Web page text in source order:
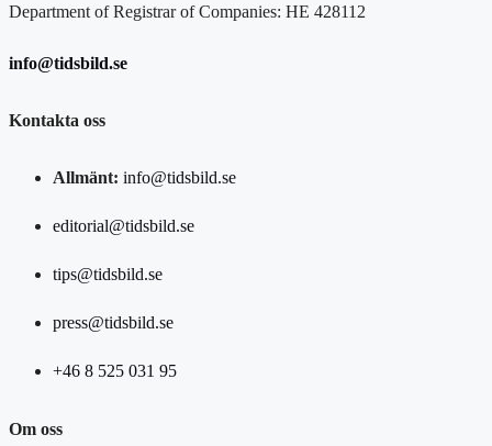
Department of Registrar of Companies: HE 428112
info@tidsbild.se
Kontakta oss
Allmänt: info@tidsbild.se
editorial@tidsbild.se
tips@tidsbild.se
press@tidsbild.se
+46 8 525 031 95
Om oss